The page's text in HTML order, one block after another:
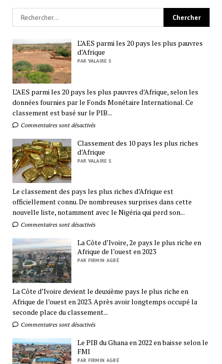
L’AES parmi les 20 pays les plus pauvres
d’Afrique
PAR VALAIRE S
L’AES parmi les 20 pays les plus pauvres d’Afrique, selon les
données fournies par le Fonds Monétaire International. Ce
classement est basé sur le PIB...
Commentaires sont désactivés
Classement des 10 pays les plus riches
d’Afrique
PAR VALAIRE S
Le classement des pays les plus riches d’Afrique est
officiellement connu. De nombreuses surprises dans cette
nouvelle liste, notamment avec le Nigéria qui perd son...
Commentaires sont désactivés
La Côte d’Ivoire, 2e pays le plus riche en
Afrique de l’ouest en 2023
PAR FIRMIN AGBÉ
La Côte d’Ivoire devient le deuxième pays le plus riche en
Afrique de l’ouest en 2023. Après avoir longtemps occupé la
seconde place du classement...
Commentaires sont désactivés
Le PIB du Ghana en 2022 en baisse selon le
FMI
PAR FIRMIN AGBÉ